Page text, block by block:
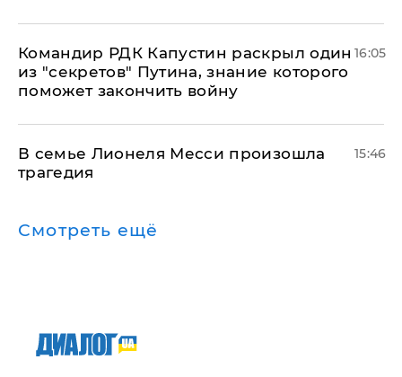
Командир РДК Капустин раскрыл один
из "секретов" Путина, знание которого
поможет закончить войну
16:05
В семье Лионеля Месси произошла
трагедия
15:46
Смотреть ещё